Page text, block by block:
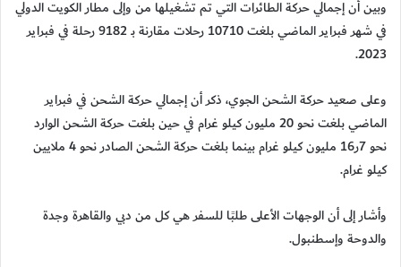
وبين أن إجمالي حركة الطائرات التي تم تشغيلها من وإلى مطار الكويت الدولي
في شهر فبراير الماضي بلغت 10710 رحلات مقارنة بـ 9182 رحلة في فبراير
2023.
وعلى صعيد حركة الشحن الجوي، ذكر أن إجمالي حركة الشحن في فبراير
الماضي بلغت نحو 20 مليون كيلو غرام في حين بلغت حركة الشحن الوارد
نحو 7ر16 مليون كيلو غرام بينما بلغت حركة الشحن الصادر نحو 4 ملايين
كيلو غرام.
وأشار إلى أن الوجهات الأعلى طلبًا للسفر هي كل من دبي والقاهرة وجدة
والدوحة وإسطنبول.